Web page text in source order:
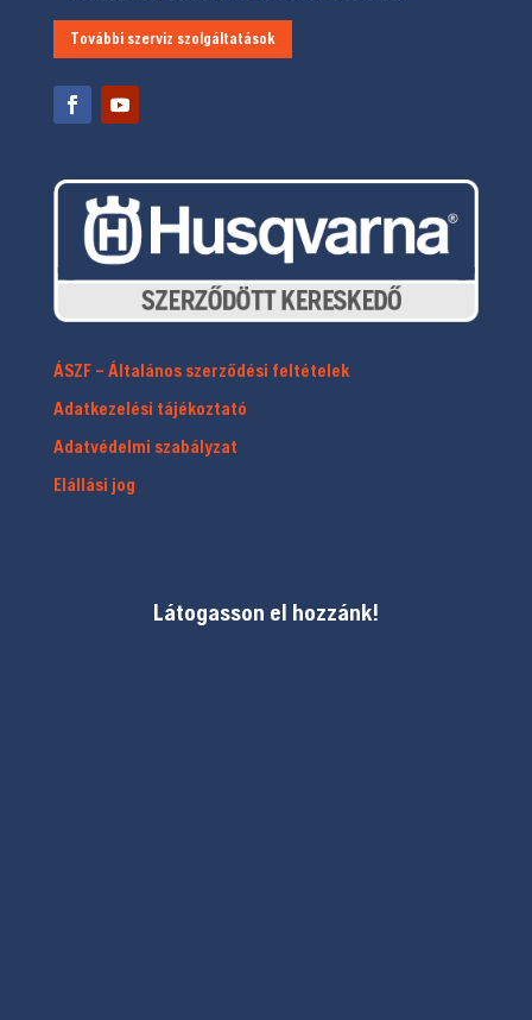
További szerviz szolgáltatások
ÁSZF – Általános szerződési feltételek
Adatkezelési tájékoztató
Adatvédelmi szabályzat
Elállási jog
Látogasson el hozzánk!